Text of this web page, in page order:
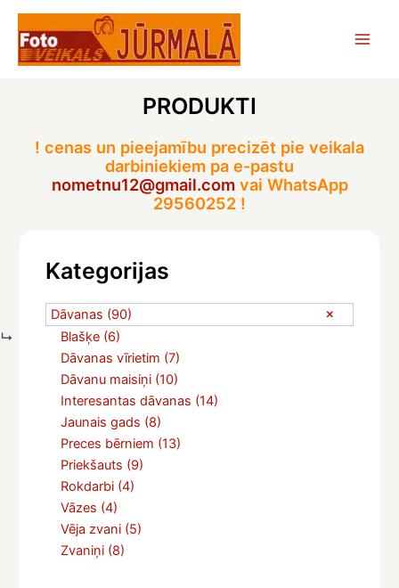
Skip
content
PRODUKTI
! cenas un pieejamību precizēt pie veikala
darbiniekiem pa e-pastu
nometnu12@gmail.comvai WhatsApp
29560252 !
Kategorijas
Dāvanas (90)
Blašķe (6)
Dāvanas vīrietim (7)
Dāvanu maisiņi (10)
Interesantas dāvanas (14)
Jaunais gads (8)
Preces bērniem (13)
Priekšauts (9)
Rokdarbi (4)
Vāzes (4)
Vēja zvani (5)
Zvaniņi (8)